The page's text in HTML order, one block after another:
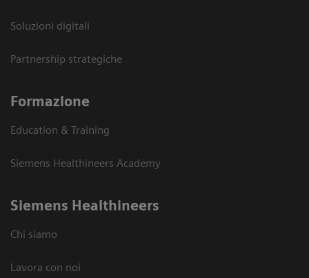
Soluzioni digitali
Partnership strategiche
Formazione
Education & Training
Siemens Healthineers Academy
Siemens Healthineers
Chi siamo
Lavora con noi